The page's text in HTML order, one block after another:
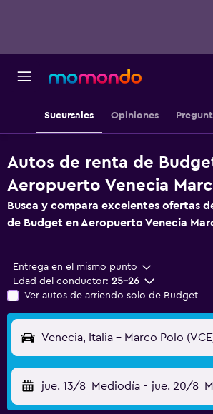
Sucursales Opiniones
Autos de renta de
Aeropuerto Venecia
Busca y compara excelentes ofertas
de Budget en Aeropuerto Venecia
Entrega en el mismo punto
Edad del conductor: 25-26
Ver autos de arriendo solo de Budget
Venecia, Italia - Marco Polo
jue. 13/8 Mediodía - jue. 20/8